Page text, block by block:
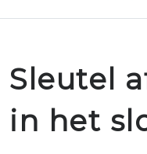
Sleutel
in het